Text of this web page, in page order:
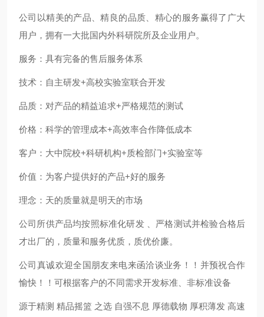
公司以精美的产品、精良的品质、精心的服务赢得了广大
用户，拥有一大批国内外科研院所及企业用户。
服务：具有完备的售后服务体系
技术：自主研发+高校实验室联合开发
品质：对产品的精益追求+严格规范的测试
价格：科学的管理成本+高效率合作降低成本
客户：大中院校+科研机构+质检部门+实验室等
价值：为客户提供好的产品+好的服务
理念：天的质量就是明天的市场
公司所供产品均按照标准化研发 、严格测试并检验合格后
才出厂的，质量和服务优质，质优价廉。
公司真诚欢迎全国朋友来电来函洽谈业务！！并预祝合作
愉快！！可根据客户的不同需求开发标准、非标准设备
源于精测 精品摇篮 之选 自强不息 厚德载物 厚积薄发 高速